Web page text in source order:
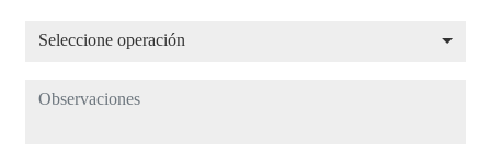
Seleccione operación
Seleccione operación
Observaciones